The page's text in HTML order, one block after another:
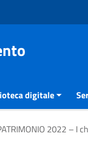
digitale
2022 – I